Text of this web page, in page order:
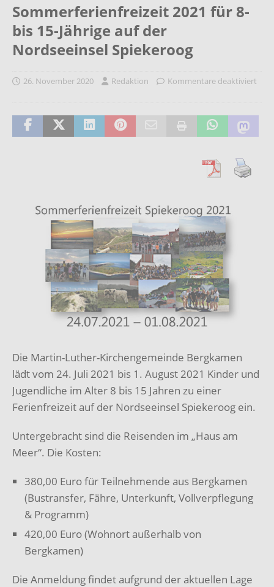
Sommerferienfreizeit 2021 für 8-
bis 15-Jährige auf der
Nordseeinsel Spiekeroog
26. November 2020 Redaktion Kommentare deaktiviert
Die Martin-Luther-Kirchengemeinde Bergkamen
lädt vom 24. Juli 2021 bis 1. August 2021 Kinder und
Jugendliche im Alter 8 bis 15 Jahren zu einer
Ferienfreizeit auf der Nordseeinsel Spiekeroog ein.
Untergebracht sind die Reisenden im „Haus am
Meer“. Die Kosten:
380,00 Euro für Teilnehmende aus Bergkamen
(Bustransfer, Fähre, Unterkunft, Vollverpflegung
& Programm)
420,00 Euro (Wohnort außerhalb von
Bergkamen)
Die Anmeldung findet aufgrund der aktuellen Lage